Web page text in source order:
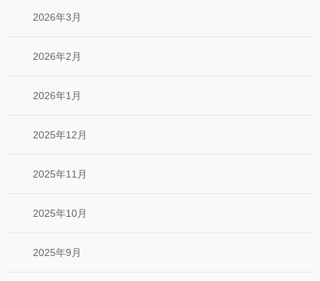
2026年3月
2026年2月
2026年1月
2025年12月
2025年11月
2025年10月
2025年9月